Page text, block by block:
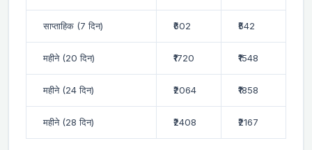
साप्ताहिक (7 दिन) ₹602 ₹542
महीने (20 दिन) ₹1720 ₹1548
महीने (24 दिन) ₹2064 ₹1858
महीने (28 दिन) ₹2408 ₹2167